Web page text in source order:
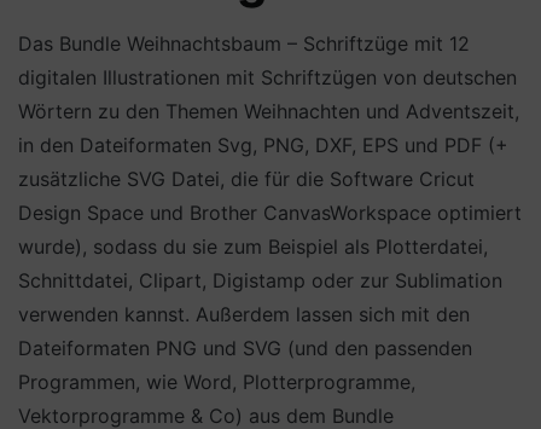
Das Bundle Weihnachtsbaum – Schriftzüge mit 12
digitalen Illustrationen mit Schriftzügen von deutschen
Wörtern zu den Themen Weihnachten und Adventszeit,
in den Dateiformaten Svg, PNG, DXF, EPS und PDF (+
zusätzliche SVG Datei, die für die Software Cricut
Design Space und Brother CanvasWorkspace optimiert
wurde), sodass du sie zum Beispiel als Plotterdatei,
Schnittdatei, Clipart, Digistamp oder zur Sublimation
verwenden kannst. Außerdem lassen sich mit den
Dateiformaten PNG und SVG (und den passenden
Programmen, wie Word, Plotterprogramme,
Vektorprogramme & Co) aus dem Bundle